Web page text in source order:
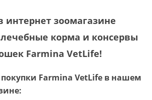
интернет зоомагазине
лечебные корма и консервы
Farmina VetLife!
Farmina VetLife в нашем